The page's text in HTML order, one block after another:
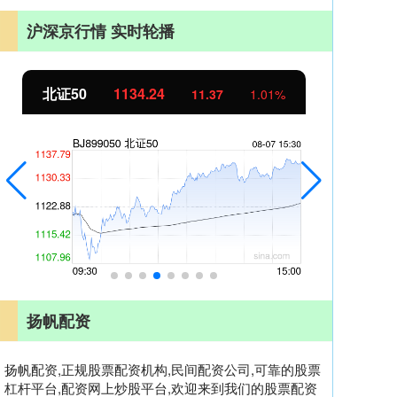
沪深京行情 实时轮播
北证50 1134.24 11.37 1.01%
扬帆配资
扬帆配资,正规股票配资机构,民间配资公司,可靠的股票
杠杆平台,配资网上炒股平台,欢迎来到我们的股票配资